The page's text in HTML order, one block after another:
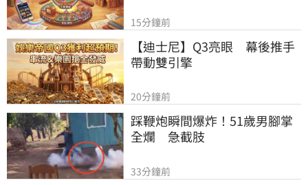
15分鐘前
【迪士尼】Q3亮眼　幕後推手
帶動雙引擎
20分鐘前
踩鞭炮瞬間爆炸！51歲男腳掌
全爛　急截肢
33分鐘前